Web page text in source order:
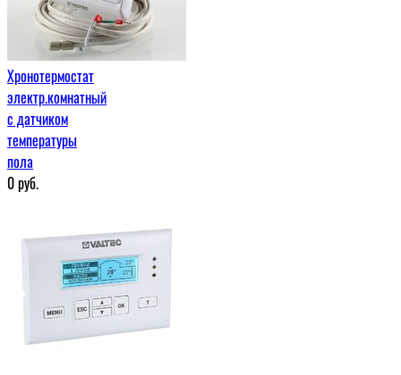
Хронотермостат
электр.комнатный
с датчиком
температуры
пола
0руб.